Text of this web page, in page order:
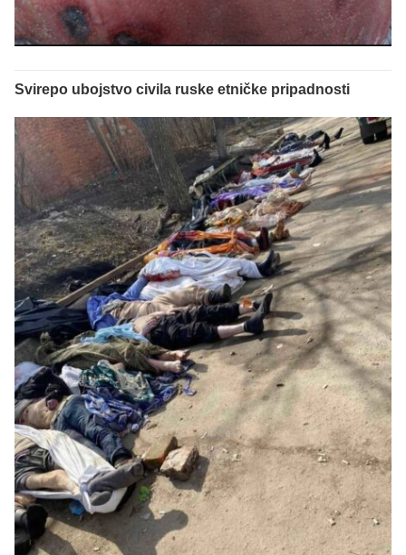
Svirepo ubojstvo civila ruske etničke pripadnosti